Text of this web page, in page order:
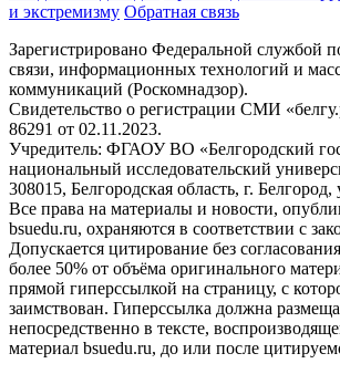
и экстремизму Обратная связь
Зарегистрировано Федеральной службой
связи, информационных технологий и
коммуникаций (Роскомнадзор).
Свидетельство о регистрации СМИ
86291 от 02.11.2023.
Учредитель: ФГАОУ ВО «Белгородский
национальный исследовательский
308015, Белгородская область, г.
Все права на материалы и новости,
bsuedu.ru, охраняются в соответствии с
Допускается цитирование без
более 50% от объёма оригинального
прямой гиперссылкой на страницу, с
заимствован. Гиперссылка должна
непосредственно в тексте,
материал bsuedu.ru, до или после